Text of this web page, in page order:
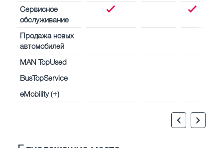
Сервисное
обслуживание
Продажа новых
автомобилей
MAN TopUsed
BusTopService
eMobility (+)